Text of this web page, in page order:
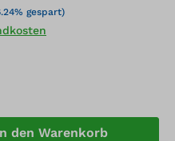
gespart)
den
den Warenkorb